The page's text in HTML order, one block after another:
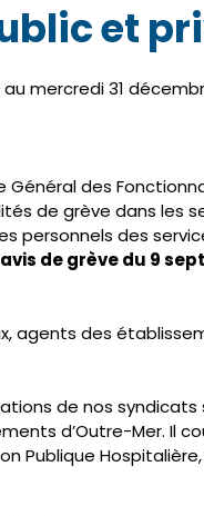
et
mercredi 31
des
de grève dans les
personnels des
de grève du 9
agents des
de nos syndicats
d’Outre-Mer. Il
Publique